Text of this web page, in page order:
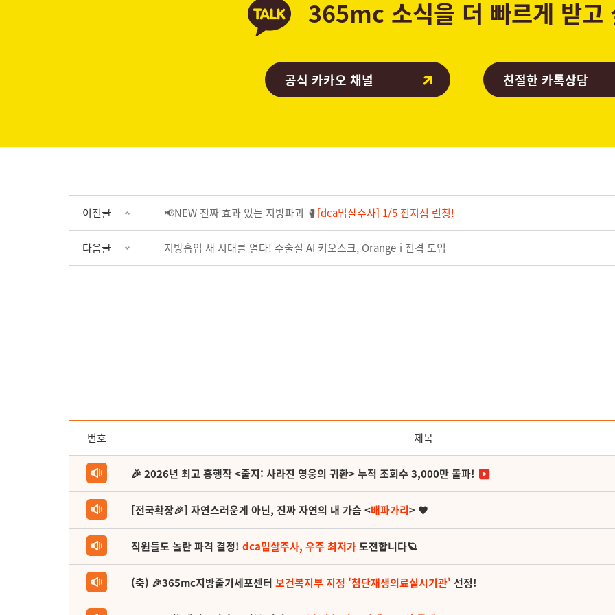
365mc 소식을 더 빠르게 받고
공식 카카오 채널 친절한 카톡상담
이전글 📢NEW 진짜 효과 있는 지방파괴 🥊[dca밉살주사] 1/5 전지점 런칭!
다음글 지방흡입 새 시대를 열다! 수술실 AI 키오스크, Orange-i 전격 도입
번호 제목
🎉 2026년 최고 흥행작 <줄지: 사라진 영웅의 귀환> 누적 조회수 3,000만 돌파!
[전국확장🎉] 자연스러운게 아닌, 진짜 자연의 내 가슴 <배파가리> ♥
직원들도 놀란 파격 결정! dca밉살주사, 우주 최저가도전합니다🪐
(축) 🎉365mc지방줄기세포센터 보건복지부 지정 '첨단재생의료실시기관' 선정!